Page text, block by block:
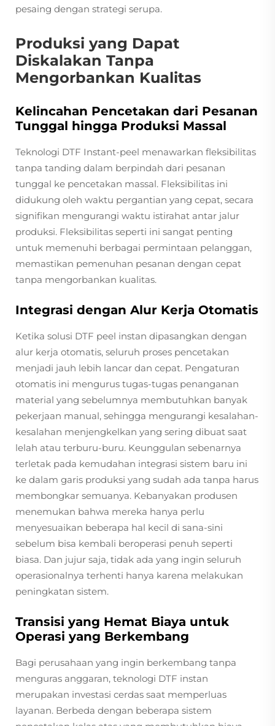
pesaing dengan strategi serupa.
Produksi yang Dapat
Diskalakan Tanpa
Mengorbankan Kualitas
Kelincahan Pencetakan dari Pesanan
Tunggal hingga Produksi Massal
Teknologi DTF Instant-peel menawarkan fleksibilitas
tanpa tanding dalam berpindah dari pesanan
tunggal ke pencetakan massal. Fleksibilitas ini
didukung oleh waktu pergantian yang cepat, secara
signifikan mengurangi waktu istirahat antar jalur
produksi. Fleksibilitas seperti ini sangat penting
untuk memenuhi berbagai permintaan pelanggan,
memastikan pemenuhan pesanan dengan cepat
tanpa mengorbankan kualitas.
Integrasi dengan Alur Kerja Otomatis
Ketika solusi DTF peel instan dipasangkan dengan
alur kerja otomatis, seluruh proses pencetakan
menjadi jauh lebih lancar dan cepat. Pengaturan
otomatis ini mengurus tugas-tugas penanganan
material yang sebelumnya membutuhkan banyak
pekerjaan manual, sehingga mengurangi kesalahan-
kesalahan menjengkelkan yang sering dibuat saat
lelah atau terburu-buru. Keunggulan sebenarnya
terletak pada kemudahan integrasi sistem baru ini
ke dalam garis produksi yang sudah ada tanpa harus
membongkar semuanya. Kebanyakan produsen
menemukan bahwa mereka hanya perlu
menyesuaikan beberapa hal kecil di sana-sini
sebelum bisa kembali beroperasi penuh seperti
biasa. Dan jujur saja, tidak ada yang ingin seluruh
operasionalnya terhenti hanya karena melakukan
peningkatan sistem.
Transisi yang Hemat Biaya untuk
Operasi yang Berkembang
Bagi perusahaan yang ingin berkembang tanpa
menguras anggaran, teknologi DTF instan
merupakan investasi cerdas saat memperluas
layanan. Berbeda dengan beberapa sistem